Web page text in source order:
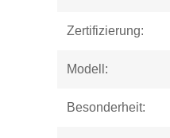
Zertifizierung:
Modell:
Besonderheit: